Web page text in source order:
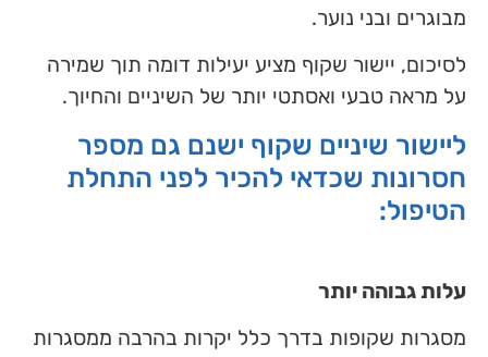
מבוגרים ובני נוער.
לסיכום, יישור שקוף מציע יעילות דומה תוך שמירה
על מראה טבעי ואסתטי יותר של השיניים והחיוך.
ליישור שיניים שקוף ישנם גם מספר
חסרונות שכדאי להכיר לפני התחלת
הטיפול:
עלות גבוהה יותר
מסגרות שקופות בדרך כלל יקרות בהרבה ממסגרות